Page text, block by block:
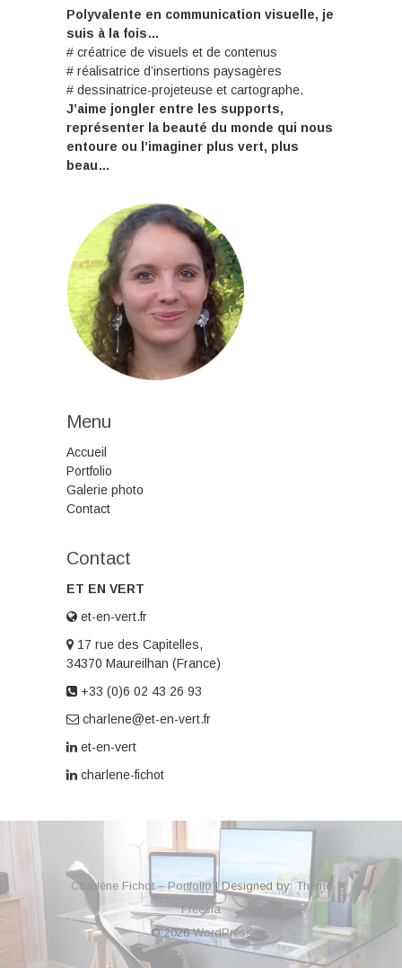
Polyvalente en communication visuelle, je
suis à la fois…
# créatrice de visuels et de contenus
# réalisatrice d’insertions paysagères
# dessinatrice-projeteuse et cartographe.
J’aime jongler entre les supports,
représenter la beauté du monde qui nous
entoure ou l’imaginer plus vert, plus
beau…
Menu
Accueil
Portfolio
Galerie photo
Contact
Contact
ET EN VERT
et-en-vert.fr
17 rue des Capitelles,
34370 Maureilhan (France)
+33 (0)6 02 43 26 93
charlene@et-en-vert.fr
et-en-vert
charlene-fichot
Charlène Fichot – Portfolio| Designed by:Theme
Freesia
© 2026WordPress